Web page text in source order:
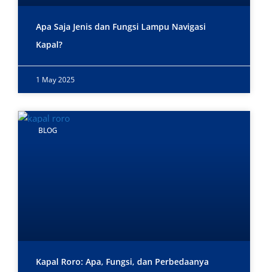
Apa Saja Jenis dan Fungsi Lampu Navigasi
Kapal?
1 May 2025
BLOG
Kapal Roro: Apa, Fungsi, dan Perbedaanya